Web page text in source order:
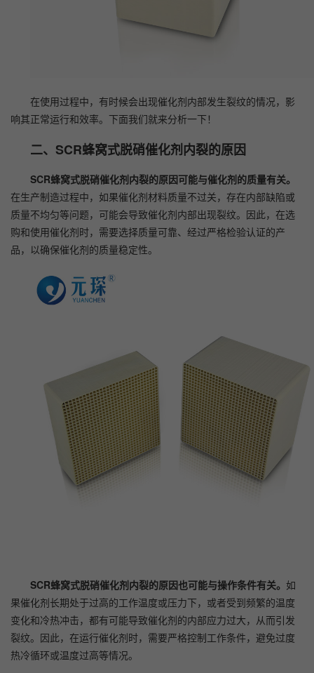
在使用过程中，有时候会出现催化剂内部发生裂纹的情况，影
响其正常运行和效率。下面我们就来分析一下！
二、SCR蜂窝式脱硝催化剂内裂的原因
SCR蜂窝式脱硝催化剂内裂的原因可能与催化剂的质量有关。
在生产制造过程中，如果催化剂材料质量不过关，存在内部缺陷或
质量不均匀等问题，可能会导致催化剂内部出现裂纹。因此，在选
购和使用催化剂时，需要选择质量可靠、经过严格检验认证的产
品，以确保催化剂的质量稳定性。
SCR蜂窝式脱硝催化剂内裂的原因也可能与操作条件有关。 如
果催化剂长期处于过高的工作温度或压力下，或者受到频繁的温度
变化和冷热冲击，都有可能导致催化剂的内部应力过大，从而引发
裂纹。因此，在运行催化剂时，需要严格控制工作条件，避免过度
热冷循环或温度过高等情况。